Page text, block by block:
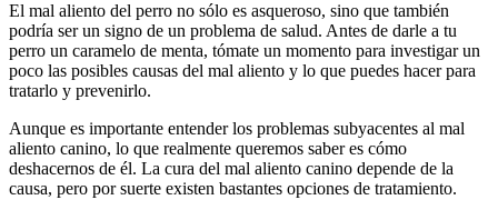
El mal aliento del perro no sólo es asqueroso, sino que también
podría ser un signo de un problema de salud. Antes de darle a tu
perro un caramelo de menta, tómate un momento para investigar un
poco las posibles causas del mal aliento y lo que puedes hacer para
tratarlo y prevenirlo.
Aunque es importante entender los problemas subyacentes al mal
aliento canino, lo que realmente queremos saber es cómo
deshacernos de él. La cura del mal aliento canino depende de la
causa, pero por suerte existen bastantes opciones de tratamiento.